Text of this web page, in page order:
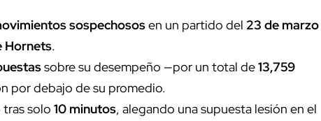
sospechososen un partido del 23 de marzo
Hornets.
sobre su desempeño —por un total de13,759
por debajo de su promedio.
solo 10 minutos, alegando una supuesta lesión en el